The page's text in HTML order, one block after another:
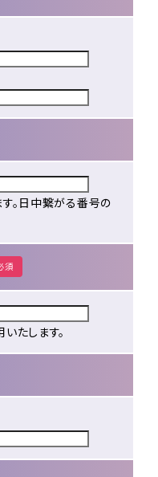
。日中繋がる番号の
須
たします。